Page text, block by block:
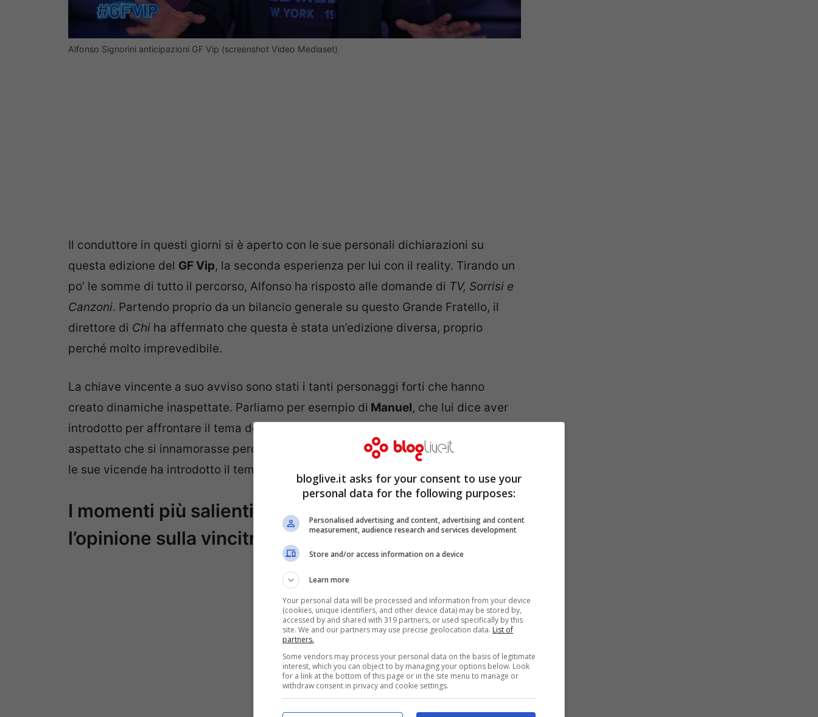
Alfonso Signorini anticipazioni GF Vip (screenshot Video Mediaset)
Il conduttore in questi giorni si è aperto con le sue personali dichiarazioni su
questa edizione del GF Vip, la seconda esperienza per lui con il reality. Tirando un
po’ le somme di tutto il percorso, Alfonso ha risposto alle domande di TV, Sorrisi e
Canzoni. Partendo proprio da un bilancio generale su questo Grande Fratello, il
direttore di Chi ha affermato che questa è stata un’edizione diversa, proprio
perché molto imprevedibile.
La chiave vincente a suo avviso sono stati i tanti personaggi forti che hanno
creato dinamiche inaspettate. Parliamo per esempio di Manuel, che lui dice aver
introdotto per affrontare il tema delicato della disabilità e che mai si sarebbe
aspettato che si innamorasse perdutamente di
. O anche diAlex Belli
le sue vicende ha introdotto il tema dell’amore libero.
I momenti più salienti per Alfonso Signorini,
l’opinione sulla vincitrice
bloglive.it asks for your consent to use your
personal data for the following purposes:
Personalised advertising and content, advertising and content
measurement, audience research and services development
Store and/or access information on a device
Learn more
Your personal data will be processed and information from your device
(cookies, unique identifiers, and other device data) may be stored by,
accessed by and shared with 319 partners, or used specifically by this
site. We and our partners may use precise geolocation data. List of
partners.
Some vendors may process your personal data on the basis of legitimate
interest, which you can object to by managing your options below. Look
for a link at the bottom of this page or in the site menu to manage or
withdraw consent in privacy and cookie settings.